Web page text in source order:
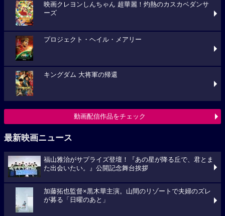
映画クレヨンしんちゃん 超華麗！灼熱のカスカベダンサ
ーズ
プロジェクト・ヘイル・メアリー
キングダム 大将軍の帰還
動画配信作品をチェック
最新映画ニュース
福山雅治がサプライズ登壇！『あの星が降る丘で、君とま
た出会いたい。』公開記念舞台挨拶
加藤拓也監督×黒木華主演。山間のリゾートで夫婦のズレ
が募る「日曜のあと」